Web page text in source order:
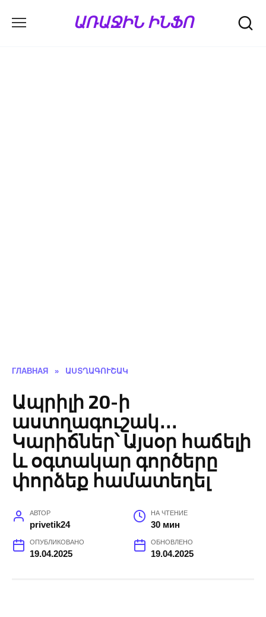
ԱՌԱՋԻՆ ԻՆՖՈ
ГЛАВНАЯ » ԱՍՏՂԱԳՈՒՇԱԿ
Ապրիլի 20-ի
աստղագուշակ․․․
Կարիճներ՝ Այսօր հաճելի
և օգտակար գործերը
փորձեք համատեղել
АВТОР
privetik24
НА ЧТЕНИЕ
30 мин
ОПУБЛИКОВАНО
19.04.2025
ОБНОВЛЕНО
19.04.2025